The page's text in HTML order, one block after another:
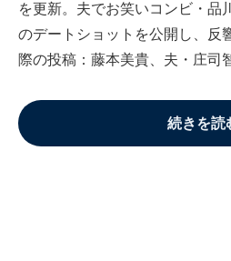
を更新。夫でお笑いコンビ・品
のデートショットを公開し、反
際の投稿：藤本美貴、夫・庄司
続きを読